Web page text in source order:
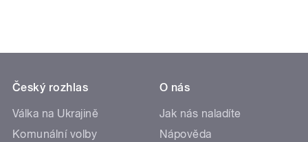
Český rozhlas
Válka na Ukrajině
Komunální volby
O nás
Jak nás naladíte
Nápověda